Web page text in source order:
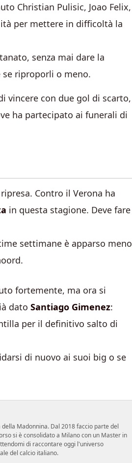
Christian Pulisic, Joao Felix,
per mettere in difficoltà la
senza mai dare la
se riproporli o meno.
vincere con due gol di scarto,
ha partecipato ai funerali di
Contro il Verona ha
in questa stagione. Deve fare
settimane è apparso meno
fortemente, ma ora si
dato Santiago Gimenez:
per il definitivo salto di
di nuovo ai suoi big o se
Madonnina. Dal 2018 faccio parte del
si è consolidato a Milano con un Master in
di raccontare oggi l'universo
del calcio italiano.